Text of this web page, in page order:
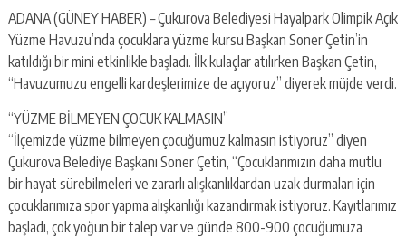
escort
kartal
escort
maltepe
escort
ADANA (GÜNEY HABER) – Çukurova Belediyesi Hayalpark Olimpik Açık
Yüzme Havuzu’nda çocuklara yüzme kursu Başkan Soner Çetin’in
katıldığı bir mini etkinlikle başladı. İlk kulaçlar atılırken Başkan Çetin,
“Havuzumuzu engelli kardeşlerimize de açıyoruz” diyerek müjde verdi.
“YÜZME BİLMEYEN ÇOCUK KALMASIN”
“İlçemizde yüzme bilmeyen çocuğumuz kalmasın istiyoruz” diyen
Çukurova Belediye Başkanı Soner Çetin, “Çocuklarımızın daha mutlu
bir hayat sürebilmeleri ve zararlı alışkanlıklardan uzak durmaları için
çocuklarımıza spor yapma alışkanlığı kazandırmak istiyoruz. Kayıtlarımız
başladı, çok yoğun bir talep var ve günde 800-900 çocuğumuza